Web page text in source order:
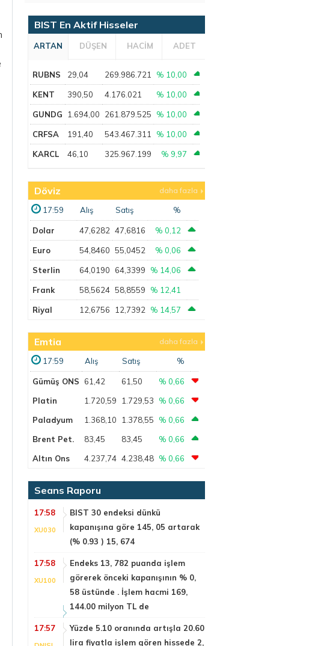
BIST En Aktif Hisseler
ARTAN DÜŞEN HACİM ADET
RUBNS 29,04 269.986.721 % 10,00
KENT 390,50 4.176.021 % 10,00
GUNDG 1.694,00 261.879.525 % 10,00
CRFSA 191,40 543.467.311 % 10,00
KARCL 46,10 325.967.199 % 9,97
Döviz daha fazla
17:59 Alış Satış %
Dolar 47,6282 47,6816 % 0,12
Euro 54,8460 55,0452 % 0,06
Sterlin 64,0190 64,3399 % 14,06
Frank 58,5624 58,8559 % 12,41
Riyal 12,6756 12,7392 % 14,57
Emtia daha fazla
17:59 Alış Satış %
Gümüş ONS 61,42 61,50
% 0,66
Platin
1.720,59 1.729,53
% 0,66
Paladyum
1.368,10 1.378,55
% 0,66
Brent Pet.
83,45 83,45
% 0,66
Altın Ons
4.237,74 4.238,48 % 0,66
Seans Raporu
17:58
XU030
BIST 30 endeksi dünkü
kapanışına göre 145, 05 artarak
(% 0.93 ) 15, 674
17:58
XU100
Endeks 13, 782 puanda işlem
görerek önceki kapanışının % 0,
58 üstünde . İşlem hacmi 169,
144.00 milyon TL de
17:57
Yüzde 5.10 oranında artışla 20.60
lira fiyatla işlem gören hissede 2,